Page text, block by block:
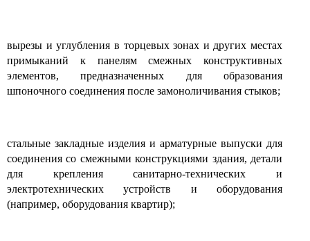
вырезы и углубления в торцевых зонах и других местах
примыканий к панелям смежных конструктивных
элементов, предназначенных для образования
шпоночного соединения после замоноличивания стыков;
стальные закладные изделия и арматурные выпуски для
соединения со смежными конструкциями здания, детали
для крепления санитарно-технических и
электротехнических устройств и оборудования
(например, оборудования квартир);